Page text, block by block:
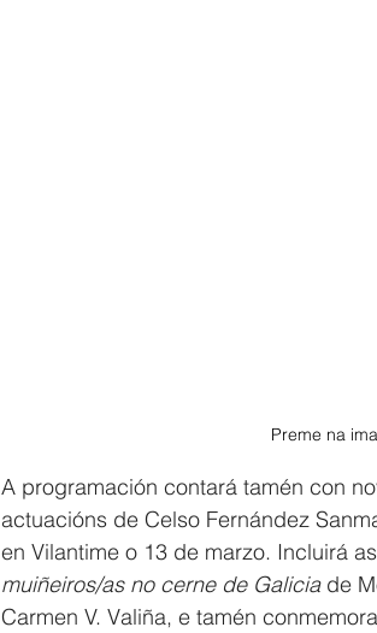
Preme na
A programación contará tamén con
actuacións de Celso Fernández
en Vilantime o 13 de marzo. Incluirá
muiñeiros/as no cerne de Galicia de
Carmen V. Valiña, e tamén